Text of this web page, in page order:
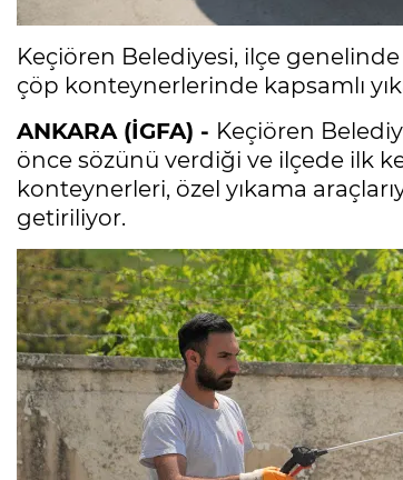
Keçiören Belediyesi, ilçe
çöp konteynerlerinde kapsamlı
ANKARA (İGFA) - Keçiören
önce sözünü verdiği ve ilçede ilk
konteynerleri, özel yıkama
getiriliyor.